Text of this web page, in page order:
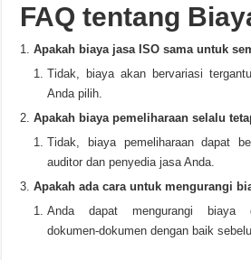
FAQ tentang
Apakah biaya jasa ISO sama untuk
Tidak, biaya akan bervariasi
Anda pilih.
Apakah biaya pemeliharaan selalu
Tidak, biaya pemeliharaan dapat
auditor dan penyedia jasa Anda.
Apakah ada cara untuk mengurangi
Anda dapat mengurangi biaya
dokumen-dokumen dengan baik